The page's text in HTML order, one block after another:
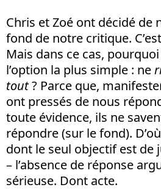
Chris et Zoé ont décidé de
fond de notre critique.
Mais dans ce cas,
l’option la plus simple : ne
tout? Parce que,
ont pressés de nous
toute évidence, ils ne
répondre (sur le fond).
dont le seul objectif est de
– l’absence de réponse
sérieuse. Dont acte.